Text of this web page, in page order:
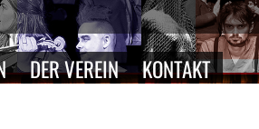
DER VEREIN KONTAKT